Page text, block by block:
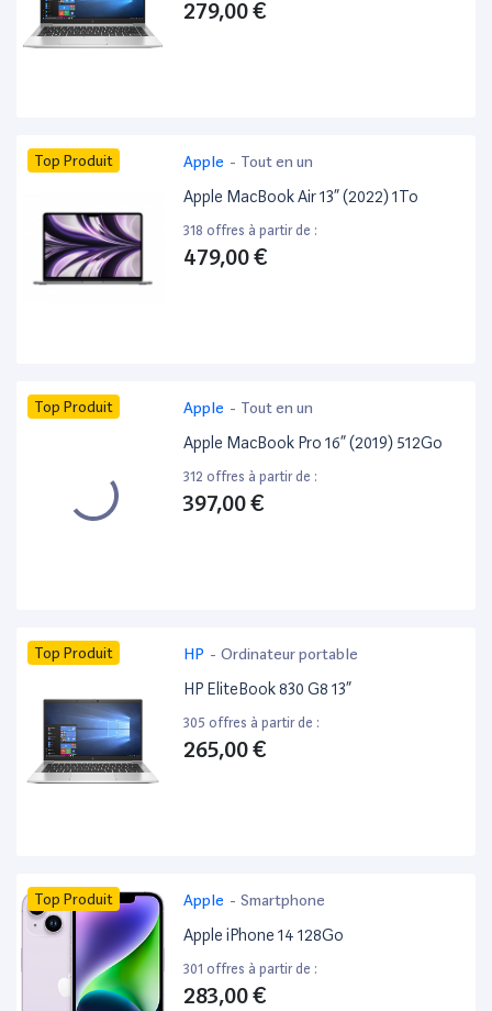
279,00 €
Top Produit Apple - Tout en un
Apple MacBook Air 13” (2022) 1To
318 offres à partir de :
479,00 €
Top Produit Apple - Tout en un
Apple MacBook Pro 16” (2019) 512Go
312 offres à partir de :
397,00 €
Top Produit HP - Ordinateur portable
HP EliteBook 830 G8 13”
305 offres à partir de :
265,00 €
Top Produit Apple - Smartphone
Apple iPhone 14 128Go
301 offres à partir de :
283,00 €